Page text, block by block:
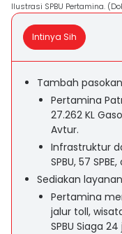
Ilustrasi SPBU Pertamina.
Intinya Sih
Tambah
Pertamina
27.262 KL
Avtur.
Infrastruktur
SPBU, 57
Sediakan
Pertamina
jalur toll,
SPBU Siaga